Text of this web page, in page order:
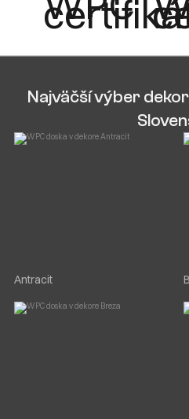
Najväčší výber
Antracit